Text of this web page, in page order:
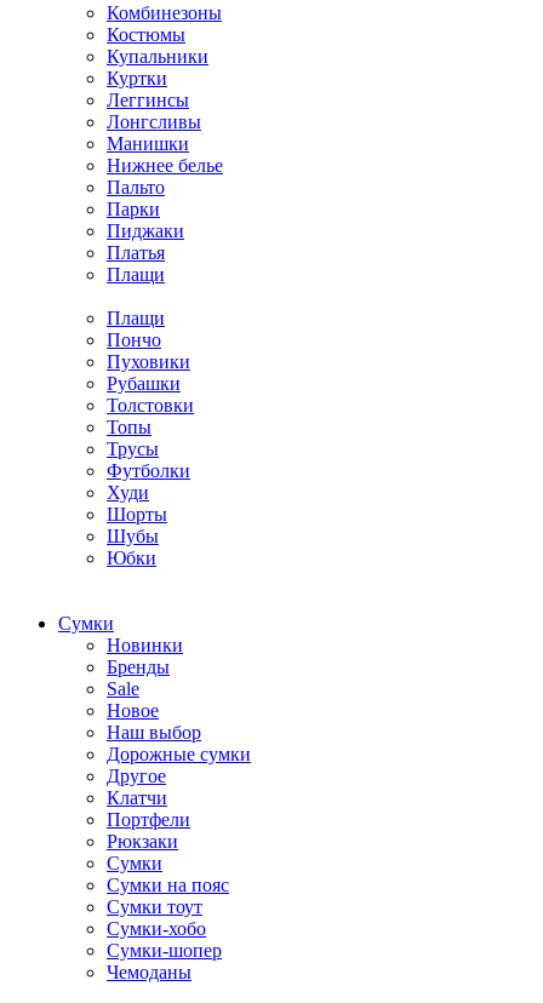
Комбинезоны
Костюмы
Купальники
Куртки
Леггинсы
Лонгсливы
Манишки
Нижнее белье
Пальто
Парки
Пиджаки
Платья
Плащи
Плащи
Пончо
Пуховики
Рубашки
Толстовки
Топы
Трусы
Футболки
Худи
Шорты
Шубы
Юбки
Cумки
Новинки
Бренды
Sale
Новое
Наш выбор
Дорожные сумки
Другое
Клатчи
Портфели
Рюкзаки
Сумки
Сумки на пояс
Сумки тоут
Сумки-хобо
Сумки-шопер
Чемоданы